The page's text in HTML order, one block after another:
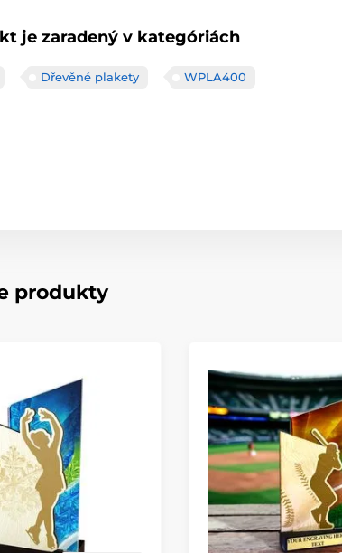
je zaradený v kategóriách
Dřevěné plakety WPLA400
produkty